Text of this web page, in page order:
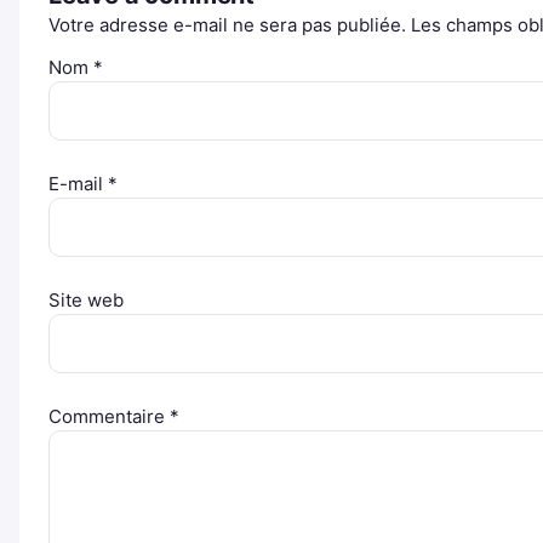
Votre adresse e-mail ne sera pas publiée. Les champs
Nom *
E-mail *
Site web
Commentaire *